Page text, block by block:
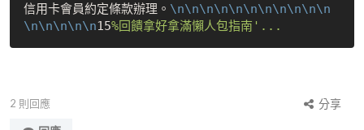
信用卡會員約定條款辦理。 \n\n\n\n\n\n\n\n\n\n\n
\n\n\n\n\n15
2 則回應
分享